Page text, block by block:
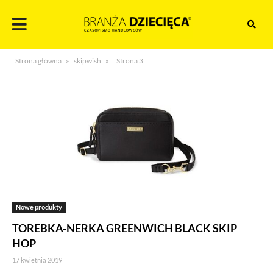
treści
Branża
dziecięca
Strona główna » skipwish » Strona 3
Nowe produkty
TOREBKA-NERKA GREENWICH BLACK SKIP
HOP
17 kwietnia 2019